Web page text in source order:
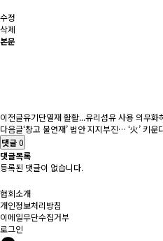
수정
삭제
본문
이전글유기단열재 활활...유리섬유 사용 의무화
다음글‘창고 불연재’ 법안 지지부진… ‘火’ 키운
댓글0
댓글목록
등록된 댓글이 없습니다.
협회소개
개인정보처리방침
이메일무단수집거부
로그인